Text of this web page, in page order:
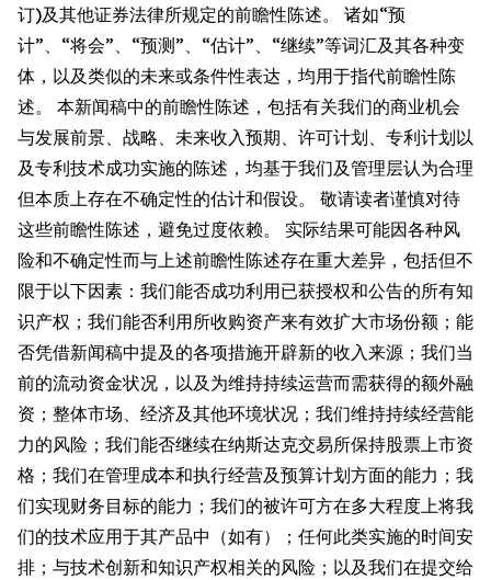
订)及其他证券法律所规定的前瞻性陈述。 诸如“预
计”、“将会”、“预测”、“估计”、“继续”等词汇及其各种变
体，以及类似的未来或条件性表达，均用于指代前瞻性陈
述。 本新闻稿中的前瞻性陈述，包括有关我们的商业机会
与发展前景、战略、未来收入预期、许可计划、专利计划以
及专利技术成功实施的陈述，均基于我们及管理层认为合理
但本质上存在不确定性的估计和假设。 敬请读者谨慎对待
这些前瞻性陈述，避免过度依赖。 实际结果可能因各种风
险和不确定性而与上述前瞻性陈述存在重大差异，包括但不
限于以下因素：我们能否成功利用已获授权和公告的所有知
识产权；我们能否利用所收购资产来有效扩大市场份额；能
否凭借新闻稿中提及的各项措施开辟新的收入来源；我们当
前的流动资金状况，以及为维持持续运营而需获得的额外融
资；整体市场、经济及其他环境状况；我们维持持续经营能
力的风险；我们能否继续在纳斯达克交易所保持股票上市资
格；我们在管理成本和执行经营及预算计划方面的能力；我
们实现财务目标的能力；我们的被许可方在多大程度上将我
们的技术应用于其产品中（如有）；任何此类实施的时间安
排；与技术创新和知识产权相关的风险；以及我们在提交给